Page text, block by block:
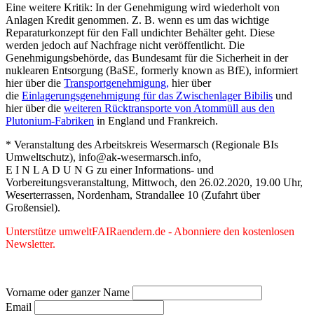
Eine weitere Kritik: In der Genehmigung wird wiederholt von
Anlagen Kredit genommen. Z. B. wenn es um das wichtige
Reparaturkonzept für den Fall undichter Behälter geht. Diese
werden jedoch auf Nachfrage nicht veröffentlicht. Die
Genehmigungsbehörde, das Bundesamt für die Sicherheit in der
nuklearen Entsorgung (BaSE, formerly known as BfE), informiert
hier über die Transportgenehmigung, hier über
die Einlagerungsgenehmigung für das Zwischenlager Bibilis und
hier über die weiteren Rücktransporte von Atommüll aus den
Plutonium-Fabriken in England und Frankreich.
* Veranstaltung des Arbeitskreis Wesermarsch (Regionale BIs
Umweltschutz), info@ak-wesermarsch.info,
E I N L A D U N G zu einer Informations- und
Vorbereitungsveranstaltung, Mittwoch, den 26.02.2020, 19.00 Uhr,
Weserterrassen, Nordenham, Strandallee 10 (Zufahrt über
Großensiel).
Unterstütze umweltFAIRaendern.de - Abonniere den kostenlosen
Newsletter.
Vorname oder ganzer Name
Email